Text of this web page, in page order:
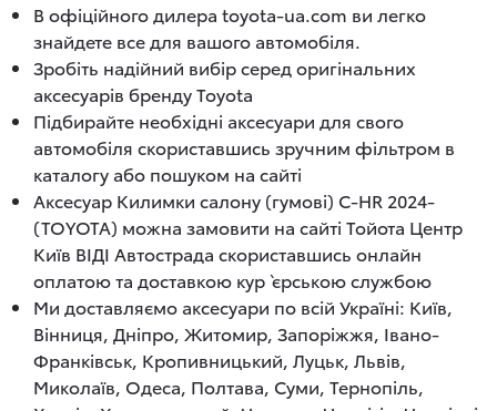
В офіційного дилера toyota-ua.com ви легко
знайдете все для вашого автомобіля.
Зробіть надійний вибір серед оригінальних
аксесуарів бренду Toyota
Підбирайте необхідні аксесуари для свого
автомобіля скориставшись зручним фільтром в
каталогу або пошуком на сайті
Аксесуар Килимки салону (гумові) C-HR 2024-
(TOYOTA) можна замовити на сайті Тойота Центр
Київ ВІДІ Автострада скориставшись онлайн
оплатою та доставкою кур`єрською службою
Ми доставляємо аксесуари по всій Україні: Київ,
Вінниця, Дніпро, Житомир, Запоріжжя, Івано-
Франківськ, Кропивницький, Луцьк, Львів,
Миколаїв, Одеса, Полтава, Суми, Тернопіль,